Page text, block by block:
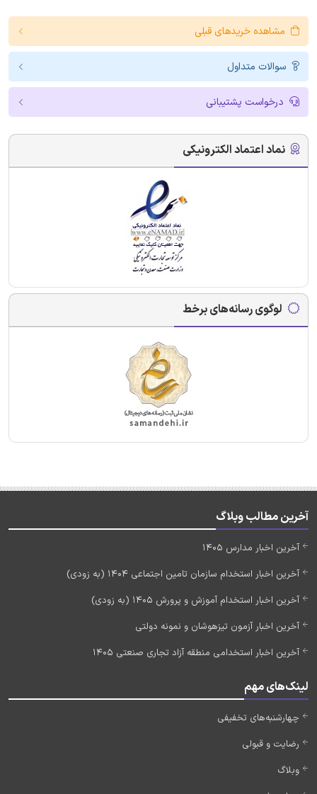
مشاهده خریدهای قبلی
سوالات متداول
درخواست پشتیبانی
نماد اعتماد الکترونیکی
لوگوی رسانه‌های برخط
آخرین مطالب وبلاگ
آخرین اخبار مدارس 1405
آخرین اخبار استخدام سازمان تامین اجتماعی 1404 (به زودی)
آخرین اخبار استخدام آموزش و پرورش 1405 (به زودی)
آخرین اخبار آزمون تیزهوشان و نمونه دولتی
آخرین اخبار استخدامی منطقه آزاد تجاری صنعتی 1405
لینک‌های مهم
چهارشنبه‌های تخفیفی
رضایت و قبولی
وبلاگ